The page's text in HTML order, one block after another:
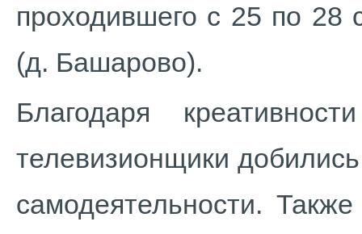
проходившего с 25 по 28
(д. Башарово).
Благодаря
телевизионщики
самодеятельности.